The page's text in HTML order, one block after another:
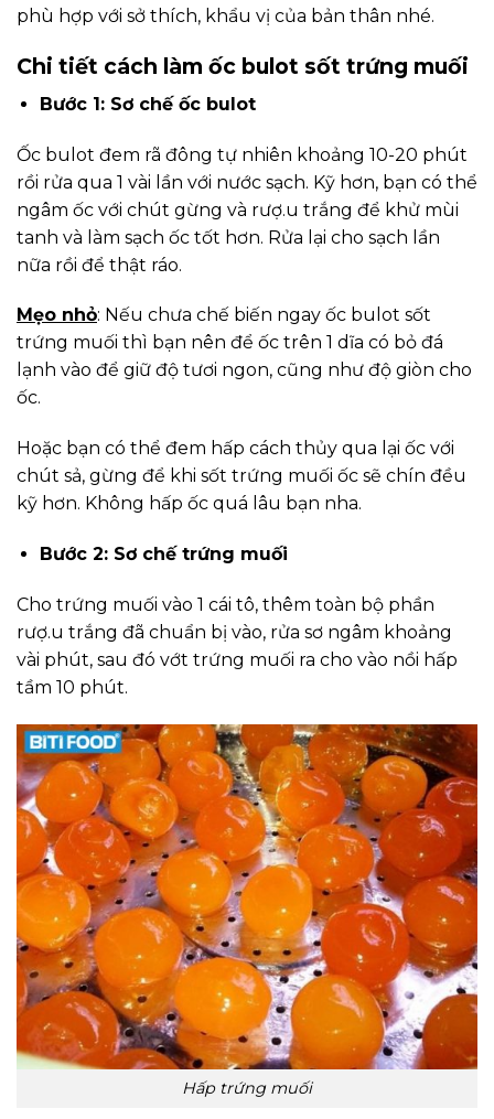
phù hợp với sở thích, khẩu vị của bản thân nhé.
Chi tiết cách làm ốc bulot sốt trứng muối
Bước 1: Sơ chế ốc bulot
Ốc bulot đem rã đông tự nhiên khoảng 10-20 phút
rồi rửa qua 1 vài lần với nước sạch. Kỹ hơn, bạn có thể
ngâm ốc với chút gừng và rượ.u trắng để khử mùi
tanh và làm sạch ốc tốt hơn. Rửa lại cho sạch lần
nữa rồi để thật ráo.
Mẹo nhỏ: Nếu chưa chế biến ngay ốc bulot sốt
trứng muối thì bạn nên để ốc trên 1 dĩa có bỏ đá
lạnh vào để giữ độ tươi ngon, cũng như độ giòn cho
ốc.
Hoặc bạn có thể đem hấp cách thủy qua lại ốc với
chút sả, gừng để khi sốt trứng muối ốc sẽ chín đều
kỹ hơn. Không hấp ốc quá lâu bạn nha.
Bước 2: Sơ chế trứng muối
Cho trứng muối vào 1 cái tô, thêm toàn bộ phần
rượ.u trắng đã chuẩn bị vào, rửa sơ ngâm khoảng
vài phút, sau đó vớt trứng muối ra cho vào nồi hấp
tầm 10 phút.
Hấp trứng muối